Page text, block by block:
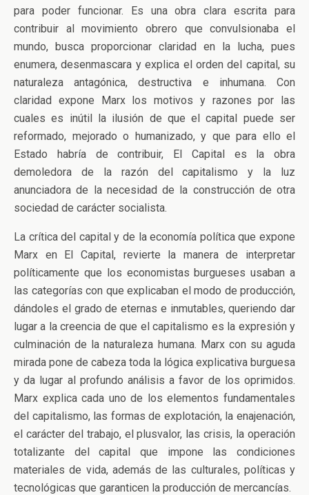
para poder funcionar. Es una obra clara escrita para
contribuir al movimiento obrero que convulsionaba el
mundo, busca proporcionar claridad en la lucha, pues
enumera, desenmascara y explica el orden del capital, su
naturaleza antagónica, destructiva e inhumana. Con
claridad expone Marx los motivos y razones por las
cuales es inútil la ilusión de que el capital puede ser
reformado, mejorado o humanizado, y que para ello el
Estado habría de contribuir, El Capital es la obra
demoledora de la razón del capitalismo y la luz
anunciadora de la necesidad de la construcción de otra
sociedad de carácter socialista.
La crítica del capital y de la economía política que expone
Marx en El Capital, revierte la manera de interpretar
políticamente que los economistas burgueses usaban a
las categorías con que explicaban el modo de producción,
dándoles el grado de eternas e inmutables, queriendo dar
lugar a la creencia de que el capitalismo es la expresión y
culminación de la naturaleza humana. Marx con su aguda
mirada pone de cabeza toda la lógica explicativa burguesa
y da lugar al profundo análisis a favor de los oprimidos.
Marx explica cada uno de los elementos fundamentales
del capitalismo, las formas de explotación, la enajenación,
el carácter del trabajo, el plusvalor, las crisis, la operación
totalizante del capital que impone las condiciones
materiales de vida, además de las culturales, políticas y
tecnológicas que garanticen la producción de mercancías.